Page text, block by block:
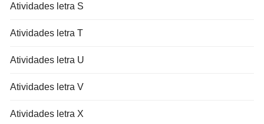
Atividades letra S
Atividades letra T
Atividades letra U
Atividades letra V
Atividades letra X